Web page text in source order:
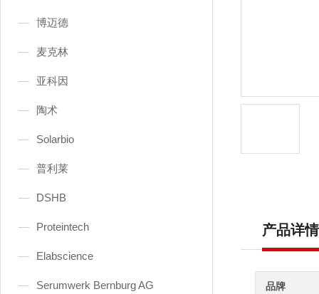
博迈德
麦克林
亚科因
陶术
Solarbio
普利莱
DSHB
Proteintech
Elabscience
Serumwerk Bernburg AG
产品详情
品牌